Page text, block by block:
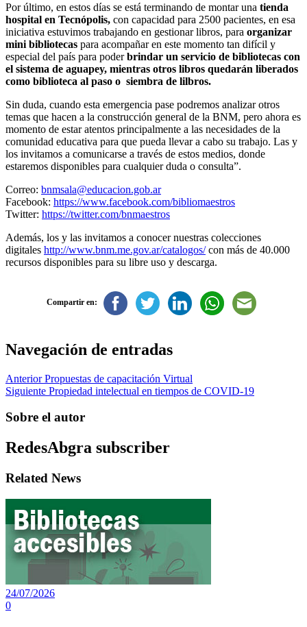
Por último, en estos días se está terminando de montar una tienda
hospital en Tecnópolis, con capacidad para 2500 pacientes, en esa
iniciativa estuvimos trabajando en gestionar libros, para organizar
mini bibliotecas para acompañar en este momento tan difícil y
especial del país para poderbrindar un servicio de bibliotecas con
el sistema de aguapey, mientras otros libros quedarán liberados
como biblioteca al paso o siembra de lilbros.
Sin duda, cuando esta emergencia pase podremos analizar otros
temas que hacen a la construcción general de la BNM, pero ahora es
momento de estar atentos principalmente a las necesidades de la
comunidad educativa para que pueda llevar a cabo su trabajo. Las y
los invitamos a comunicarse a través de estos medios, donde
estaremos disponibles para cualquier duda o consulta”.
Correo: bnmsala@educacion.gob.ar
Facebook: https://www.facebook.com/bibliomaestros
Twitter: https://twitter.com/bnmaestros
Además, los y las invitamos a conocer nuestras colecciones
digitales http://www.bnm.me.gov.ar/catalogos/con más de 40.000
recursos disponibles para su libre uso y descarga.
Compartir en:
Navegación de entradas
Anterior Propuestas de capacitación Virtual
Siguiente Propiedad intelectual en tiempos de COVID-19
Sobre el autor
RedesAbgra subscriber
Related News
24/07/2026
0